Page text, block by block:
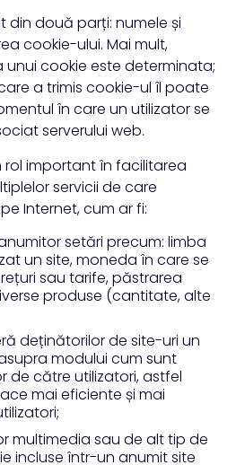
din două parți: numele și
cookie-ului. Mai mult,
cookie este determinata;
a trimis cookie-ul îl poate
în care un utilizator se
serverului web.
important în facilitarea
servicii de care
Internet, cum ar fi:
setări precum: limba
un site, moneda în care se
sau tarife, păstrarea
produse (cantitate, alte
deținătorilor de site-uri un
modului cum sunt
de către utilizatori, astfel
mai eficiente și mai
multimedia sau de alt tip de
incluse într-un anumit site